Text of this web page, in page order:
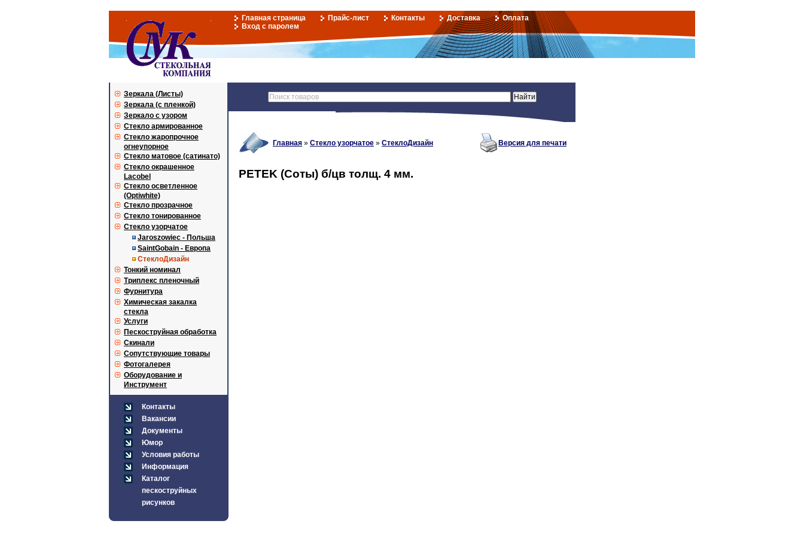
Главная страница Прайс-лист Контакты Доставка
Оплата
Вход с паролем
Зеркала (Листы)
Зеркала (с пленкой)
Зеркало с узором
Стекло армированное
Стекло жаропрочное
огнеупорное
Стекло матовое (сатинато)
Стекло окрашенное
Lacobel
Стекло осветленное
(Optiwhite)
Стекло прозрачное
Стекло тонированное
Стекло узорчатое
Jaroszowiec - Польша
SaintGobain - Европа
СтеклоДизайн
Тонкий номинал
Триплекс пленочный
Фурнитура
Химическая закалка
стекла
Услуги
Пескоструйная обработка
Скинали
Сопутствующие товары
Фотогалерея
Оборудование и
Инструмент
Контакты
Вакансии
Документы
Юмор
Условия работы
Информация
Каталог
пескоструйных
рисунков
Главная » Стекло узорчатое » СтеклоДизайн Версия для печати
PETEK (Соты) б/цв толщ. 4 мм.